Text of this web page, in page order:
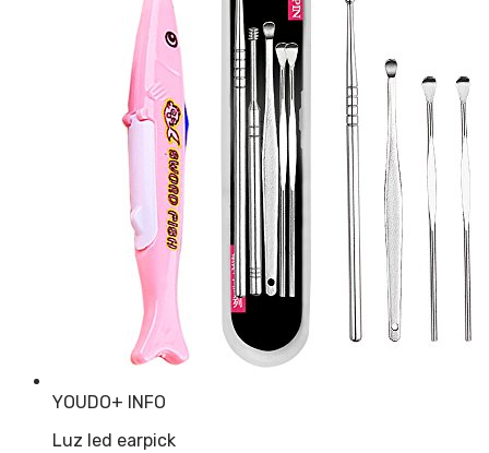
YOUDO+ INFO
Luz led earpick